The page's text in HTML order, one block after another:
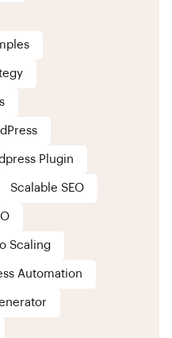
Plugin
Scalable SEO
Scaling
Automation